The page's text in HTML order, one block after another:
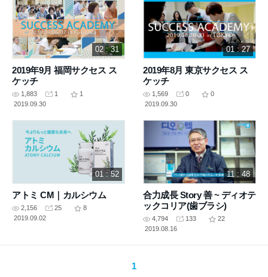
02 : 31
2019年9月 福岡サクセス ス
ケッチ
1,883 1
1
2019.09.30
01 : 27
2019年8月 東京サクセス ス
ケッチ
1,569 0
0
2019.09.30
01 : 52
アトミ CM｜カルシウム
2,156 25
8
2019.09.02
11 : 48
合力成長 Story 善 ~ ディオテ
ックコリア(歯ブラシ)
4,794 133
22
2019.08.16
1